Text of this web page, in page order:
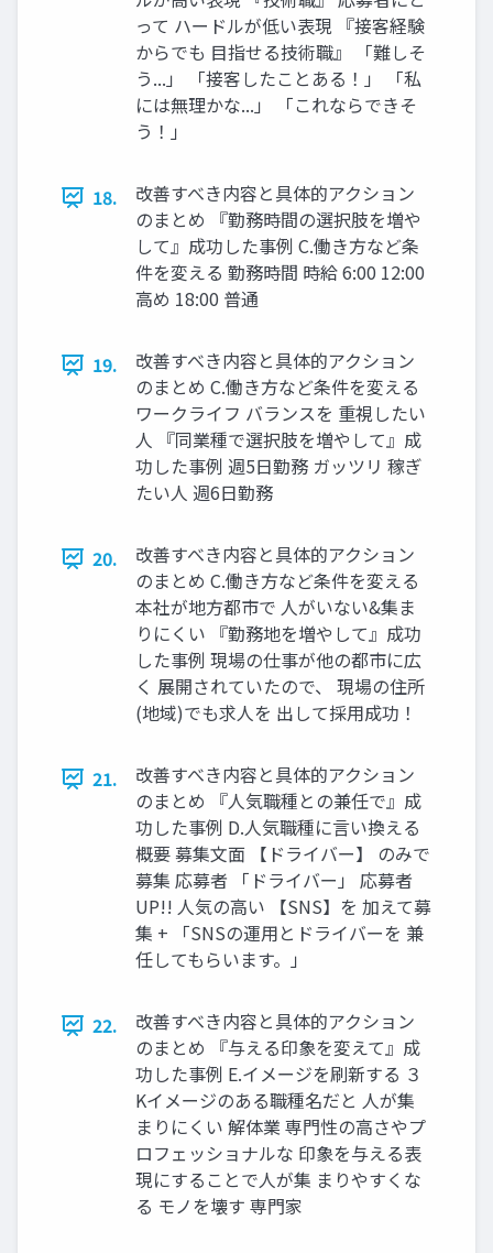
って ハードルが低い表現 『接客経験
からでも ⽬指せる技術職』 「難しそ
う...」 「接客したことある！」 「私
には無理かな...」 「これならできそ
う！」
18.
改善すべき内容と具体的アクション
のまとめ 『勤務時間の選択肢を増や
して』成功した事例 C.働き⽅など条
件を変える 勤務時間 時給 6:00 12:00
⾼め 18:00 普通
19.
改善すべき内容と具体的アクション
のまとめ C.働き⽅など条件を変える
ワークライフ バランスを 重視したい
⼈ 『同業種で選択肢を増やして』成
功した事例 週5⽇勤務 ガッツリ 稼ぎ
たい⼈ 週6⽇勤務
20.
改善すべき内容と具体的アクション
のまとめ C.働き⽅など条件を変える
本社が地⽅都市で ⼈がいない&集ま
りにくい 『勤務地を増やして』成功
した事例 現場の仕事が他の都市に広
く 展開されていたので、 現場の住所
(地域)でも求⼈を 出して採⽤成功！
21.
改善すべき内容と具体的アクション
のまとめ 『⼈気職種との兼任で』成
功した事例 D.⼈気職種に⾔い換える
概要 募集⽂⾯ 【ドライバー】 のみで
募集 応募者 「ドライバー」 応募者
UP!! ⼈気の⾼い 【SNS】を 加えて募
集 + 「SNSの運⽤とドライバーを 兼
任してもらいます。」
22.
改善すべき内容と具体的アクション
のまとめ 『与える印象を変えて』成
功した事例 E.イメージを刷新する ３
Kイメージのある職種名だと ⼈が集
まりにくい 解体業 専⾨性の⾼さやプ
ロフェッショナルな 印象を与える表
現にすることで⼈が集 まりやすくな
る モノを壊す 専⾨家